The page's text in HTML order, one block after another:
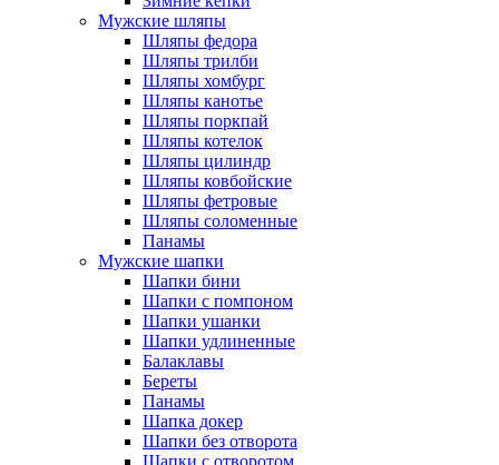
Мужские шляпы
Шляпы федора
Шляпы трилби
Шляпы хомбург
Шляпы канотье
Шляпы поркпай
Шляпы котелок
Шляпы цилиндр
Шляпы ковбойские
Шляпы фетровые
Шляпы соломенные
Панамы
Мужские шапки
Шапки бини
Шапки с помпоном
Шапки ушанки
Шапки удлиненные
Балаклавы
Береты
Панамы
Шапка докер
Шапки без отворота
Шапки с отворотом